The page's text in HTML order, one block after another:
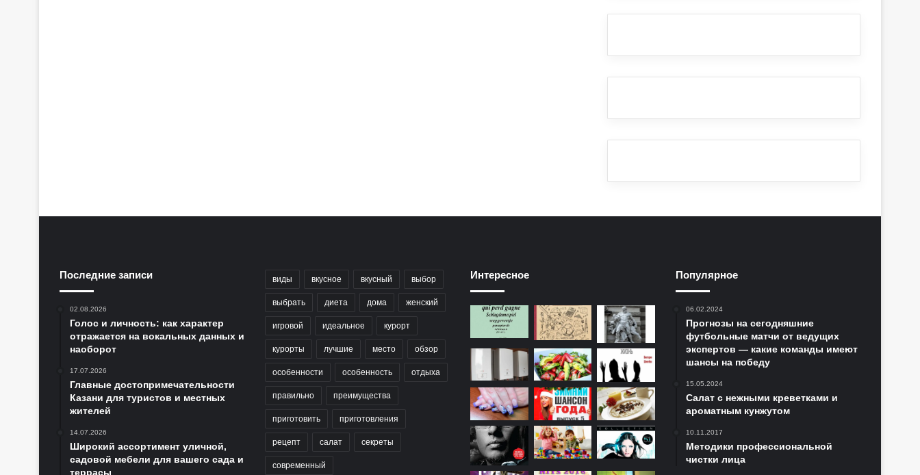
Последние записи
02.08.2026
Голос и личность: как характер
отражается на вокальных данных и
наоборот
17.07.2026
Главные достопримечательности
Казани для туристов и местных
жителей
14.07.2026
Широкий ассортимент уличной,
садовой мебели для вашего сада и
террасы
виды вкусное вкусный выбор
выбрать диета дома женский
игровой идеальное курорт
курорты лучшие место обзор
особенности особенность отдыха
правильно преимущества
приготовить приготовления
рецепт салат секреты
современный
Интересное Популярное
06.02.2024
Прогнозы на сегодняшние
футбольные матчи от ведущих
экспертов — какие команды имеют
шансы на победу
15.05.2024
Салат с нежными креветками и
ароматным кунжутом
10.11.2017
Методики профессиональной
чистки лица